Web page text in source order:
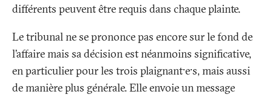
différents peuvent être requis dans chaque plainte.
Le tribunal ne se prononce pas encore sur le fond de
l’affaire mais sa décision est néanmoins significative,
en particulier pour les trois plaignant·e·s, mais aussi
de manière plus générale. Elle envoie un message